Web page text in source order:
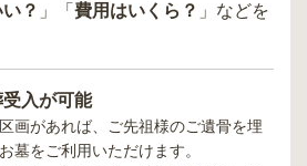
？ 」「 費用はいくら？ 」などを
入が可能
画があれば、ご先祖様のご遺骨を埋
墓をご利用いただけます。